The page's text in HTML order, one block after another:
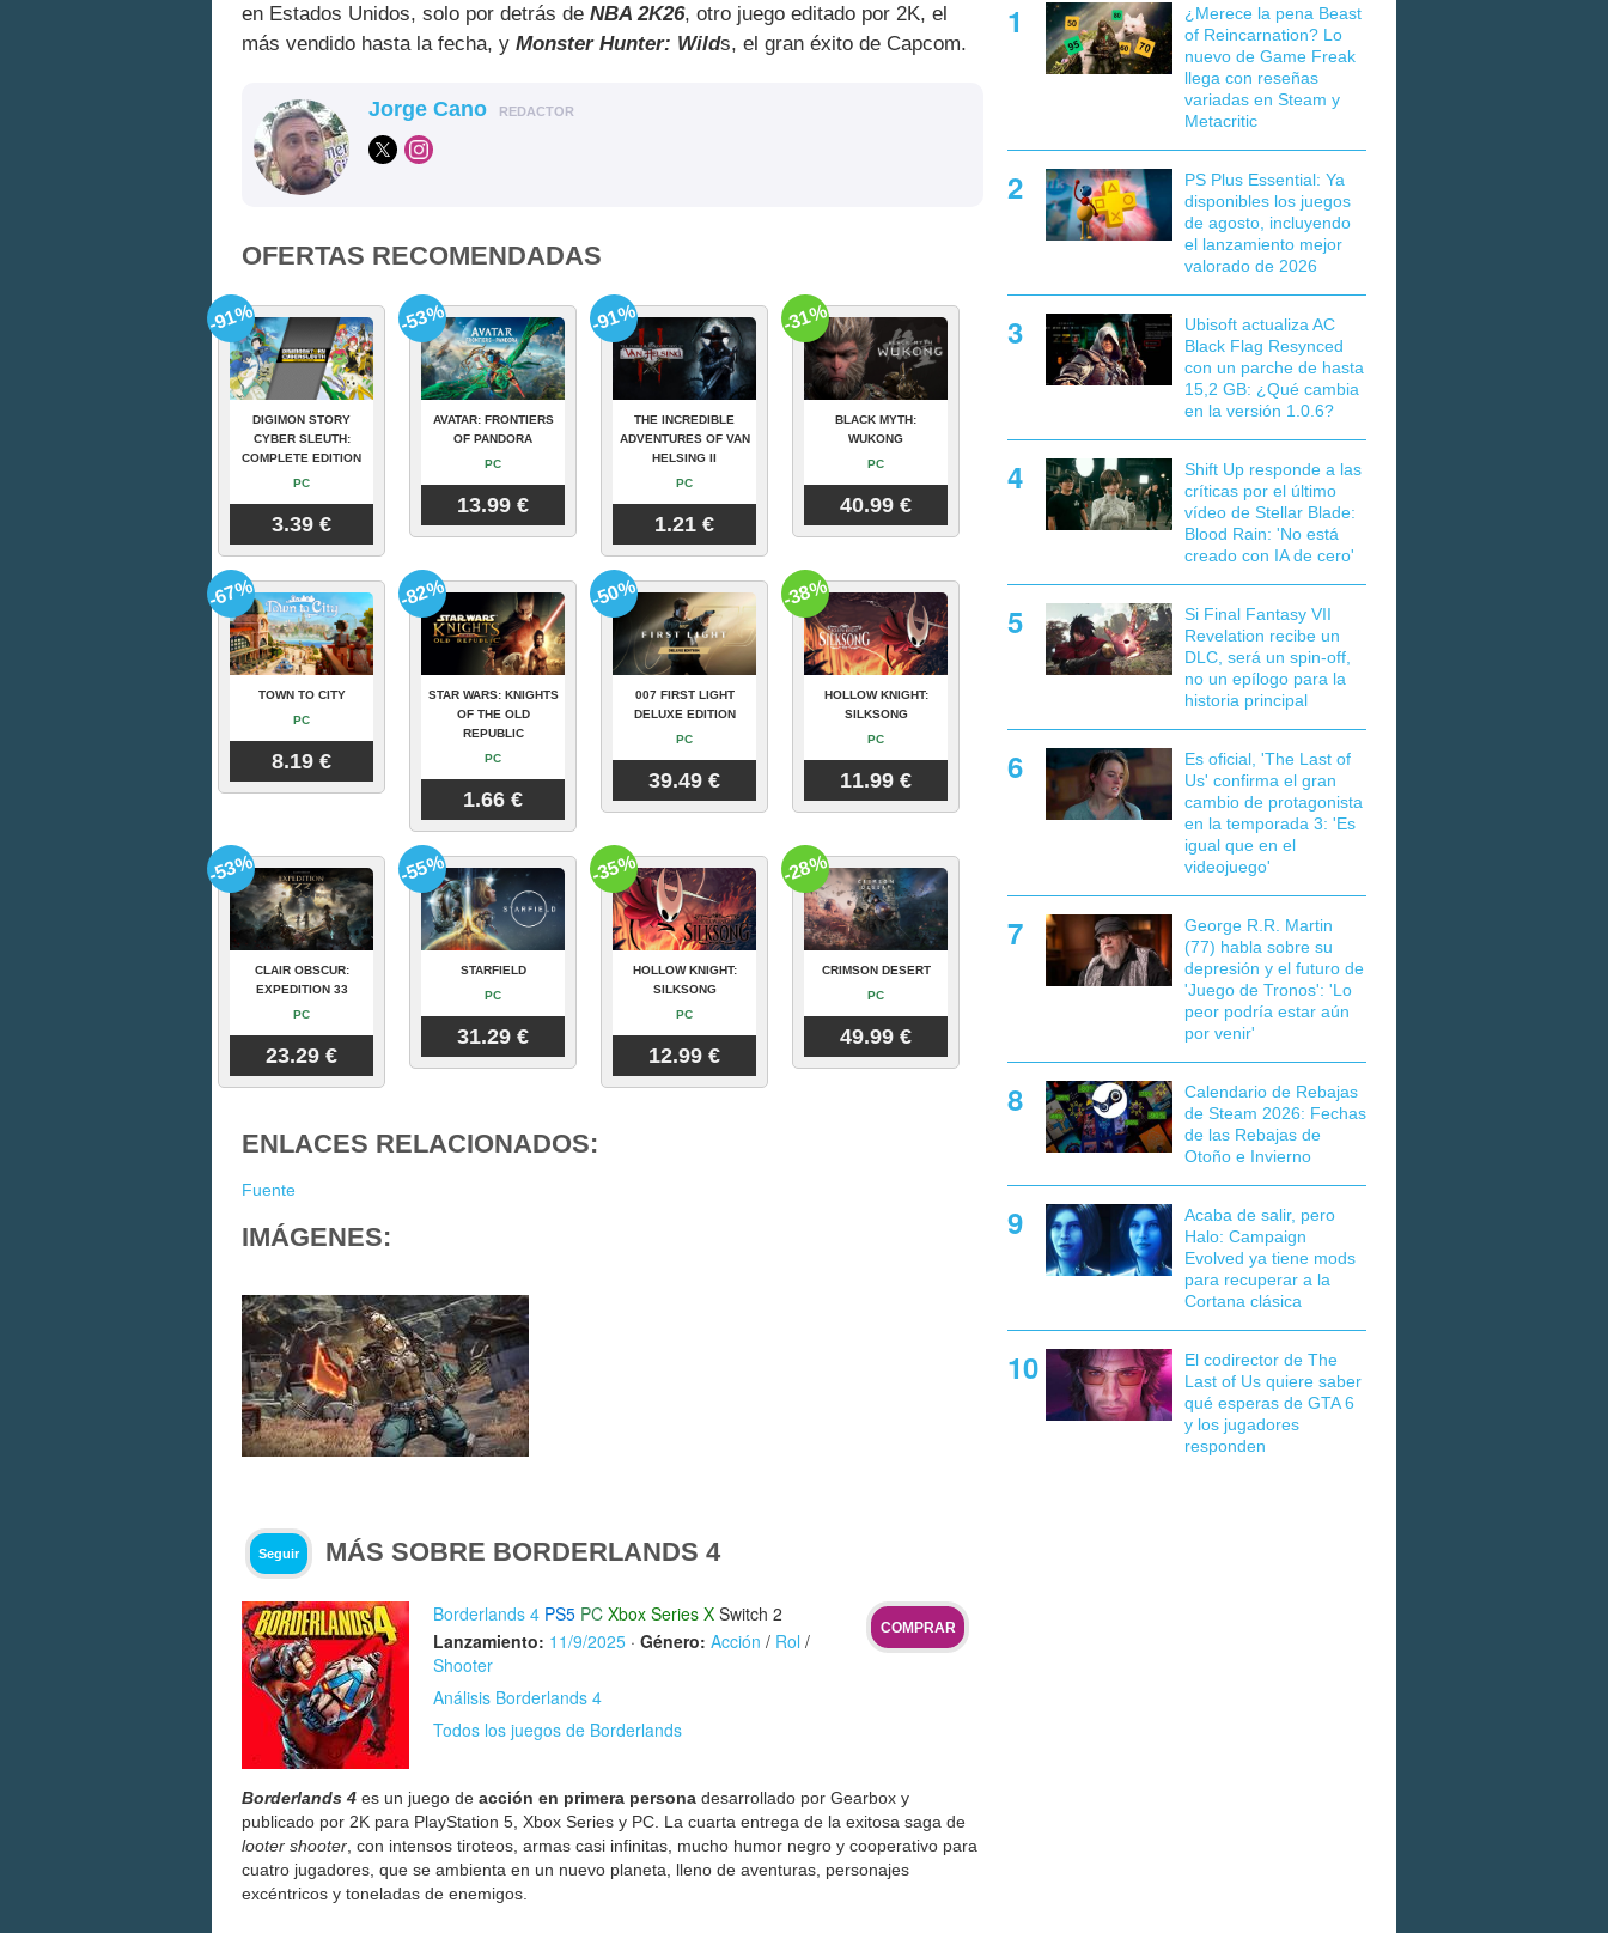
en Estados Unidos, solo por detrás de NBA 2K26, otro juego editado por 2K, el
más vendido hasta la fecha, y Monster Hunter: Wilds, el gran éxito de Capcom.
Jorge Cano REDACTOR
OFERTAS RECOMENDADAS
DIGIMON STORY
CYBER SLEUTH:
COMPLETE EDITION
PC
3.39 €
-91%
AVATAR: FRONTIERS
OF PANDORA
PC
13.99 €
-53%
THE INCREDIBLE
ADVENTURES OF VAN
HELSING II
PC
1.21 €
-91%
BLACK MYTH:
WUKONG
PC
40.99 €
-31%
TOWN TO CITY
PC
8.19 €
-67%
STAR WARS: KNIGHTS
OF THE OLD
REPUBLIC
PC
1.66 €
-82%
007 FIRST LIGHT
DELUXE EDITION
PC
39.49 €
-50%
HOLLOW KNIGHT:
SILKSONG
PC
11.99 €
-38%
CLAIR OBSCUR:
EXPEDITION 33
PC
23.29 €
-53%
STARFIELD
PC
31.29 €
-55%
HOLLOW KNIGHT:
SILKSONG
PC
12.99 €
-35%
CRIMSON DESERT
PC
49.99 €
-28%
ENLACES RELACIONADOS:
Fuente
IMÁGENES:
Seguir MÁS SOBRE BORDERLANDS 4
Borderlands 4 PS5 PC Xbox Series X Switch 2
Lanzamiento: 11/9/2025 · Género: Acción / Rol /
Shooter
COMPRAR
Análisis Borderlands 4
Todos los juegos de Borderlands
Borderlands 4 es un juego de acción en primera persona desarrollado por Gearbox y
publicado por 2K para PlayStation 5, Xbox Series y PC. La cuarta entrega de la exitosa saga de
looter shooter, con intensos tiroteos, armas casi infinitas, mucho humor negro y cooperativo para
cuatro jugadores, que se ambienta en un nuevo planeta, lleno de aventuras, personajes
excéntricos y toneladas de enemigos.
¿Merece la pena Beast
of Reincarnation? Lo
nuevo de Game Freak
llega con reseñas
variadas en Steam y
Metacritic
PS Plus Essential: Ya
disponibles los juegos
de agosto, incluyendo
el lanzamiento mejor
valorado de 2026
Ubisoft actualiza AC
Black Flag Resynced
con un parche de hasta
15,2 GB: ¿Qué cambia
en la versión 1.0.6?
Shift Up responde a las
críticas por el último
vídeo de Stellar Blade:
Blood Rain: 'No está
creado con IA de cero'
Si Final Fantasy VII
Revelation recibe un
DLC, será un spin-off,
no un epílogo para la
historia principal
Es oficial, 'The Last of
Us' confirma el gran
cambio de protagonista
en la temporada 3: 'Es
igual que en el
videojuego'
George R.R. Martin
(77) habla sobre su
depresión y el futuro de
'Juego de Tronos': 'Lo
peor podría estar aún
por venir'
Calendario de Rebajas
de Steam 2026: Fechas
de las Rebajas de
Otoño e Invierno
Acaba de salir, pero
Halo: Campaign
Evolved ya tiene mods
para recuperar a la
Cortana clásica
El codirector de The
Last of Us quiere saber
qué esperas de GTA 6
y los jugadores
responden